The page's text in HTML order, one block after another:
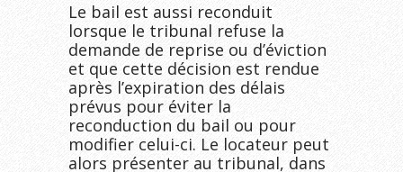
Le bail est aussi reconduit
lorsque le tribunal refuse la
demande de reprise ou d’éviction
et que cette décision est rendue
après l’expiration des délais
prévus pour éviter la
reconduction du bail ou pour
modifier celui-ci. Le locateur peut
alors présenter au tribunal, dans